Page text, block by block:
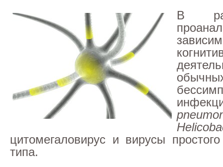
В
цитомегаловирус и вирусы
типа.